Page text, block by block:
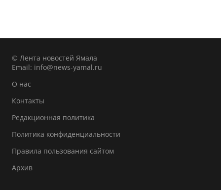
© Лента новостей Ямала
Email: info@news-yamal.ru
О нас
Контакты
Редакционная политика
Политика конфиденциальности
Правила пользования сайтом
Архив